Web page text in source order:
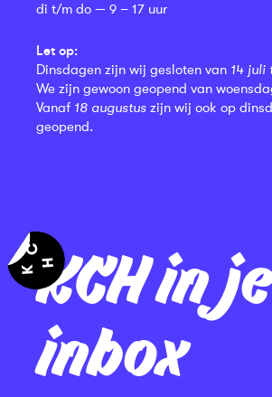
KCH in je
inbox
di t/m do — 9 – 17 uur
Let op:
Dinsdagen zijn wij gesloten van 14 juli
We zijn gewoon geopend van
Vanaf 18 augustus zijn wij ook op
geopend.